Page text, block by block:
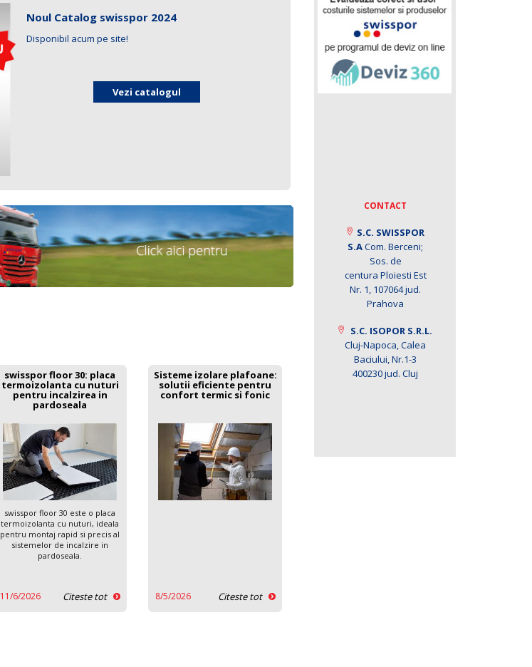
Noul Catalog swisspor 2024
Disponibil acum pe site!
Vezi catalogul
swisspor floor 30: placa
termoizolanta cu nuturi
pentru incalzirea in
pardoseala
swisspor floor 30 este o placa
termoizolanta cu nuturi, ideala
pentru montaj rapid si precis al
sistemelor de incalzire in
pardoseala.
11/6/2026 Citeste tot
Sisteme izolare plafoane:
solutii eficiente pentru
confort termic si fonic
8/5/2026 Citeste tot
CONTACT
S.C. SWISSPOR
S.ACom. Berceni;
Sos. de
centura Ploiesti Est
Nr. 1, 107064 jud.
Prahova
S.C. ISOPOR S.R.L.
Cluj-Napoca, Calea
Baciului, Nr.1-3
400230 jud. Cluj